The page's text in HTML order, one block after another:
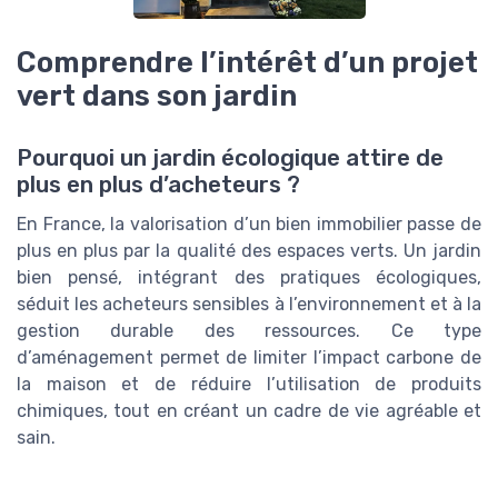
Comprendre l’intérêt d’un projet
vert dans son jardin
Pourquoi un jardin écologique attire de
plus en plus d’acheteurs ?
En France, la valorisation d’un bien immobilier passe de
plus en plus par la qualité des espaces verts. Un jardin
bien pensé, intégrant des pratiques écologiques,
séduit les acheteurs sensibles à l’environnement et à la
gestion durable des ressources. Ce type
d’aménagement permet de limiter l’impact carbone de
la maison et de réduire l’utilisation de produits
chimiques, tout en créant un cadre de vie agréable et
sain.